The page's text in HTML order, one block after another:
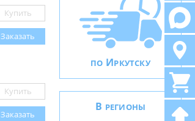
Купить
Заказать
Купить
Заказать
ПО ИРКУТСКУ
В РЕГИОНЫ